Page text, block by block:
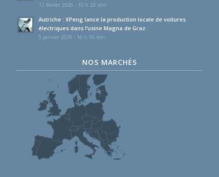
12 février 2026 - 10 h 20 min
Autriche : XPeng lance la production locale de voitures
électriques dans l’usine Magna de Graz
5 janvier 2026 - 16 h 56 min
NOS MARCHÉS